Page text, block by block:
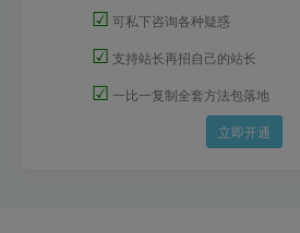
☑ 可私下咨询各种疑惑
☑ 支持站长再招自己的站长
☑ 一比一复制全套方法包落地
立即开通